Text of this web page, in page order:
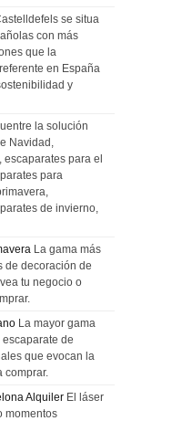
se situa
con más
que la
en España
y
la solución
Navidad,
para el
para
de invierno,
La gama más
de decoración de
tu negocio o
La mayor gama
de
que evocan la
comprar.
Alquiler El láser
momentos